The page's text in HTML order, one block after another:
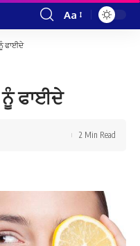
Font
Aa
ਨੂੰ ਫਾਈਦੇ
ਨੂੰ ਫਾਈਦੇ
2 Min Read